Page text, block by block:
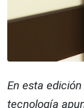
En esta
tecnología